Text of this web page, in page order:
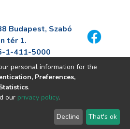
Budapest, Szabó
tér 1.
1-411-5000
fszek.hu
personal information for the
Preferences,
.
our privacy policy.
Decline That's ok